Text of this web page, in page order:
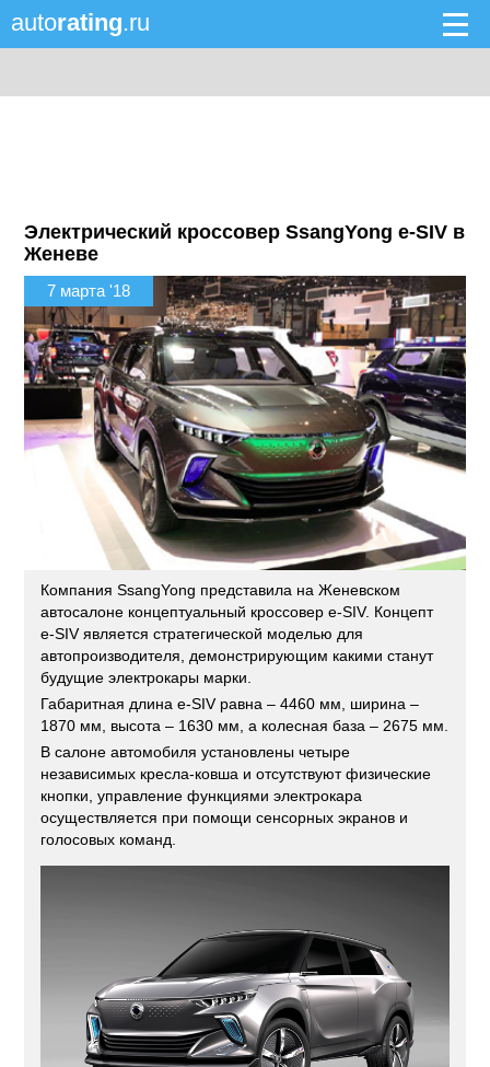
autorating.ru
Электрический кроссовер SsangYong e-SIV в
Женеве
7 марта '18
Компания SsangYong представила на Женевском
автосалоне концептуальный кроссовер e-SIV. Концепт
e-SIV является стратегической моделью для
автопроизводителя, демонстрирующим какими станут
будущие электрокары марки.
Габаритная длина e-SIV равна – 4460 мм, ширина –
1870 мм, высота – 1630 мм, а колесная база – 2675 мм.
В салоне автомобиля установлены четыре
независимых кресла-ковша и отсутствуют физические
кнопки, управление функциями электрокара
осуществляется при помощи сенсорных экранов и
голосовых команд.